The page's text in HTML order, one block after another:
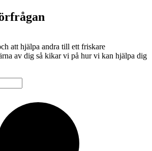
att hjälpa andra till ett friskare
av dig så kikar vi på hur vi kan hjälpa dig